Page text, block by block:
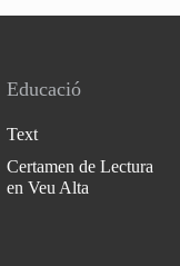
Educació
Text
Certamen de Lectura
en Veu Alta